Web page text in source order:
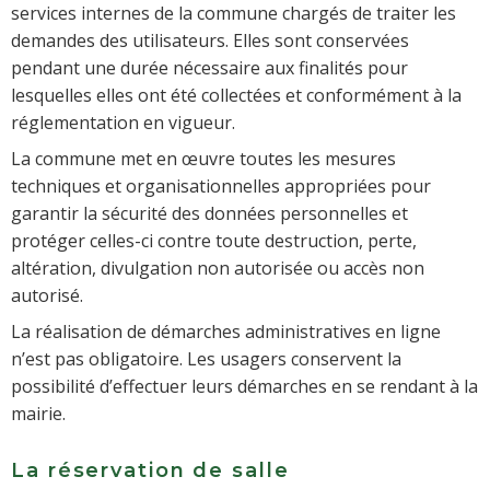
services internes de la commune chargés de traiter les
demandes des utilisateurs. Elles sont conservées
pendant une durée nécessaire aux finalités pour
lesquelles elles ont été collectées et conformément à la
réglementation en vigueur.
La commune met en œuvre toutes les mesures
techniques et organisationnelles appropriées pour
garantir la sécurité des données personnelles et
protéger celles-ci contre toute destruction, perte,
altération, divulgation non autorisée ou accès non
autorisé.
La réalisation de démarches administratives en ligne
n’est pas obligatoire. Les usagers conservent la
possibilité d’effectuer leurs démarches en se rendant à la
mairie.
La réservation de salle